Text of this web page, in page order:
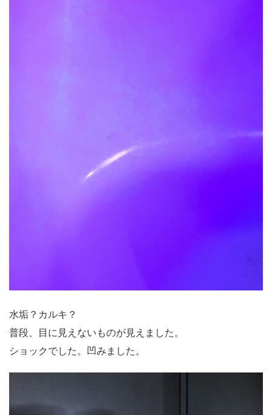
水垢？カルキ？
普段、目に見えないものが見えました。
ショックでした。凹みました。